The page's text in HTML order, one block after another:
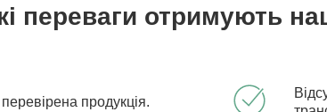
переваги отримують
продукція.